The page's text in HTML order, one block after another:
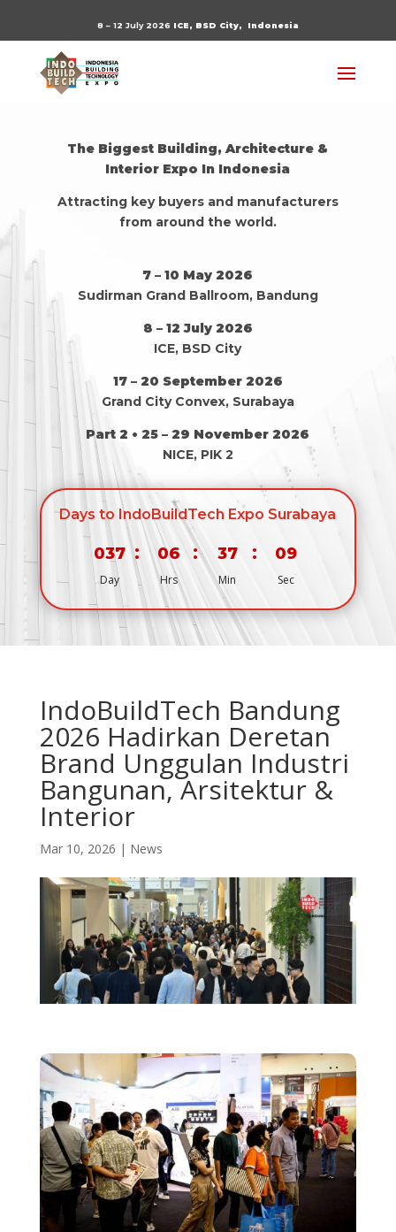
8 – 12 July 2026 ICE, BSD City, Indonesia
The Biggest Building, Architecture &
Interior Expo In Indonesia
Attracting key buyers and manufacturers
from around the world.
7 – 10 May 2026
Sudirman Grand Ballroom, Bandung
8 – 12 July 2026
ICE, BSD City
17 – 20 September 2026
Grand City Convex, Surabaya
Part 2 • 25 – 29 November 2026
NICE, PIK 2
Days to IndoBuildTech Expo Surabaya
037
Day
: 06
Hrs
: 37
Min
: 08
Sec
IndoBuildTech Bandung
2026 Hadirkan Deretan
Brand Unggulan Industri
Bangunan, Arsitektur &
Interior
Mar 10, 2026 | News